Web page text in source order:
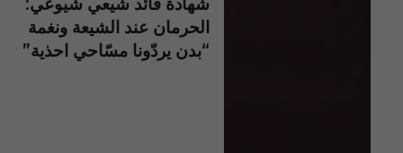
شهادة قائد شيعي شيوعي:
الحرمان عند الشيعة ونغمة
“بدن يردّونا مسّاحي احذية”